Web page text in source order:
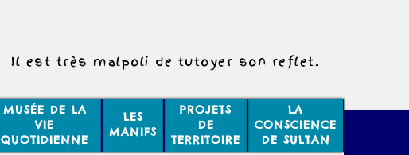
Il est très malpoli de tutoyer son reflet.
MUSÉE DE LA
VIE
QUOTIDIENNE
LES
MANIFS
PROJETS
DE
TERRITOIRE
LA
CONSCIENCE
DE SULTAN